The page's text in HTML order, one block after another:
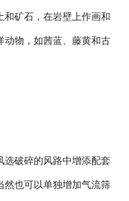
矿石，在岩壁上作画和
动物，如茜蓝、藤黄和古
破碎的风路中增添配套
然也可以单独增加气流筛